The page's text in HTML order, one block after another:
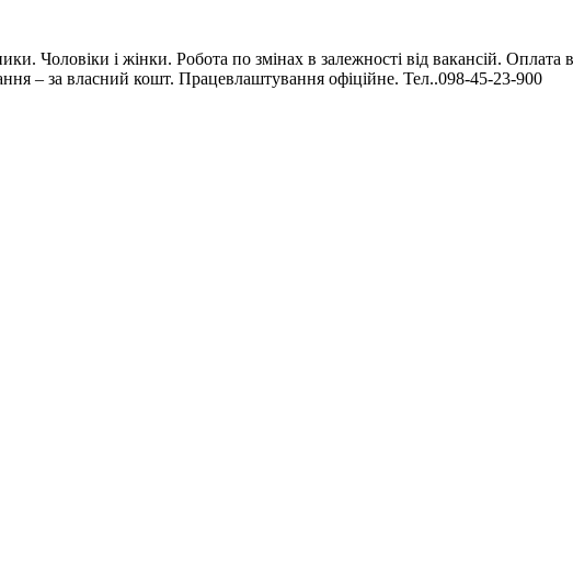
Чоловіки і жінки. Робота по змінах в залежності від вакансій.
– за власний кошт. Працевлаштування офіційне. Тел..098-45-23-900